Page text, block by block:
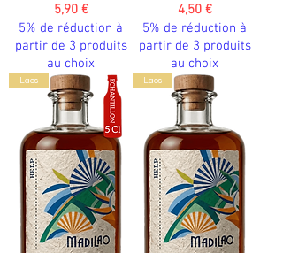
Prix
5,90 €
5% de réduction à
partir de 3 produits
au choix
Prix
4,50 €
5% de réduction à
partir de 3 produits
au choix
Laos Laos